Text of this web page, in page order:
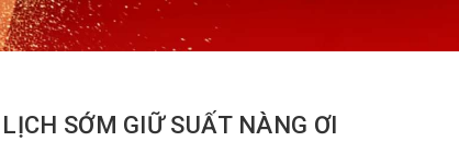
SỚM GIỮ SUẤT NÀNG ƠI